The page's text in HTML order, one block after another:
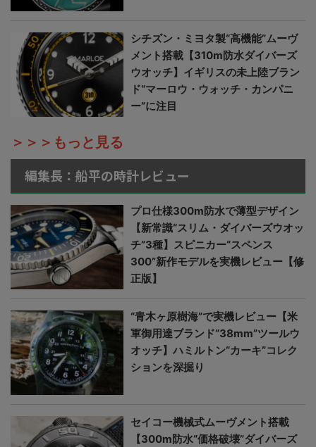
シチズン・ミヨタ製“高機能”ムーヴ
メント搭載【310m防水ダイバーズ
ウオッチ】イギリスの未上陸ブラン
ド“マーロウ・ウォッチ・カンパニ
ー”に注目
＞＞＞もっと見る
編集長：船平の時計レビュー
プロ仕様300m防水で薄型デザイン
【新常識“スリム・ダイバーズウオッ
チ”3種】スピニカー“スペンス
300”新作モデルを実機レビュー【修
正版】
“青木ヶ原樹海”で実機レビュー【米
軍御用達ブランド“38mm”ツールウ
オッチ】ハミルトン“カーキ”コレク
ションを深掘り
セイコー機械式ムーヴメント搭載
【300m防水“価格破壊”ダイバーズ